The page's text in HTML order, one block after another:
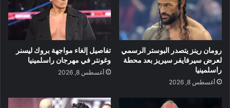
رومان رينز يتصدر البوستر الرسمي
لعرض سيرفايفر سيريز بعد محطة
راسلمينيا
أغسطس 8, 2026
تفاصيل إلغاء مواجهة بروك ليسنر
وغونتر في مهرجان راسلمينيا
أغسطس 8, 2026